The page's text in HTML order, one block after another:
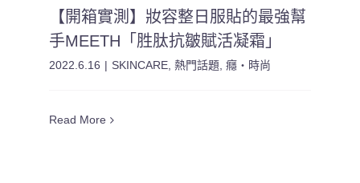
【開箱實測】妝容整日服貼的最強幫
手MEETH「胜肽抗皺賦活凝霜」
2022.6.16 | SKINCARE,熱門話題,癮・時尚
Read More